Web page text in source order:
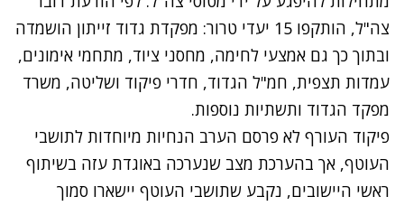
צה"ל, הותקפו 15 יעדי טרור: מפקדת גדוד זייתון הושמדה
ובתוך כך גם אמצעי לחימה, מחסני ציוד, מתחמי אימונים,
עמדות תצפית, חמ"ל הגדוד, חדרי פיקוד ושליטה, משרד
מפקד הגדוד ותשתיות נוספות.
נסה שוב
פיקוד העורף לא פרסם הערב הנחיות מיוחדות לתושבי
העוטף, אך בהערכת מצב שנערכה באוגדת עזה בשיתוף
ראשי היישובים, נקבע שתושבי העוטף יישארו סמוך